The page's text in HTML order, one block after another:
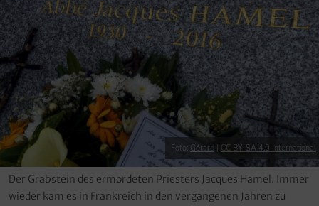
Foto: Gérard CC BY-SA 4.0 International
Der Grabstein des ermordeten Priesters Jacques Hamel. Immer
wieder kam es in Frankreich in den vergangenen Jahren zu